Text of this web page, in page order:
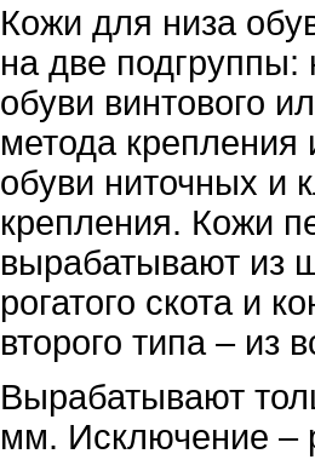
Кожи для низа
на две подгруппы:
обуви винтового
метода крепления
обуви ниточных и
крепления. Кожи
вырабатывают из
рогатого скота и
второго типа – из
Вырабатывают
мм. Исключение –